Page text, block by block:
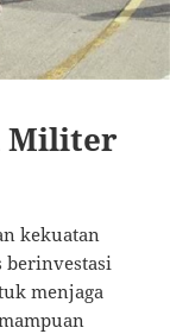
Militer
kekuatan
berinvestasi
menjaga